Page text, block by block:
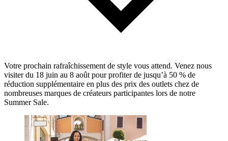
Votre prochain rafraîchissement de style vous attend. Venez nous
visiter du 18 juin au 8 août pour profiter de jusqu’à 50 % de
réduction supplémentaire en plus des prix des outlets chez de
nombreuses marques de créateurs participantes lors de notre
Summer Sale.